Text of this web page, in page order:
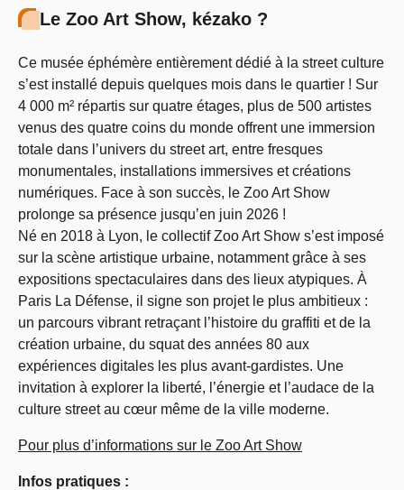
Le Zoo Art Show, kézako ?
Ce musée éphémère entièrement dédié à la street culture
s’est installé depuis quelques mois dans le quartier ! Sur
4 000 m² répartis sur quatre étages, plus de 500 artistes
venus des quatre coins du monde offrent une immersion
totale dans l’univers du street art, entre fresques
monumentales, installations immersives et créations
numériques. Face à son succès, le Zoo Art Show
prolonge sa présence jusqu’en juin 2026 !
Né en 2018 à Lyon, le collectif Zoo Art Show s’est imposé
sur la scène artistique urbaine, notamment grâce à ses
expositions spectaculaires dans des lieux atypiques. À
Paris La Défense, il signe son projet le plus ambitieux :
un parcours vibrant retraçant l’histoire du graffiti et de la
création urbaine, du squat des années 80 aux
expériences digitales les plus avant-gardistes. Une
invitation à explorer la liberté, l’énergie et l’audace de la
culture street au cœur même de la ville moderne.
Pour plus d’informations sur le Zoo Art Show
Infos pratiques :